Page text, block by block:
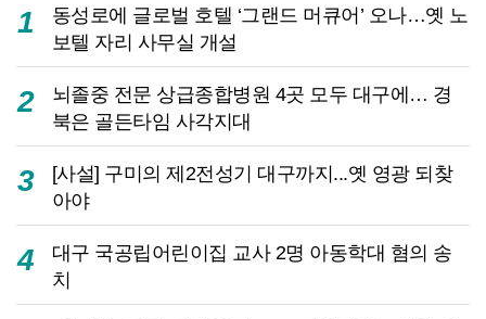
1
동성로에 글로벌 호텔 ‘그랜드 머큐어’ 오나…옛 노
보텔 자리 사무실 개설
2
뇌졸중 전문 상급종합병원 4곳 모두 대구에… 경
북은 골든타임 사각지대
3
[사설] 구미의 제2전성기 대구까지...옛 영광 되찾
아야
4
대구 국공립어린이집 교사 2명 아동학대 혐의 송
치